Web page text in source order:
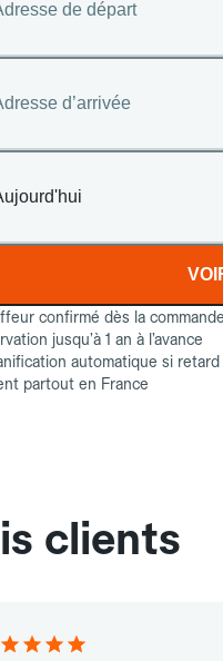
confirmé dès la commande
jusqu’à 1 an à l’avance
automatique si
partout en France
clients